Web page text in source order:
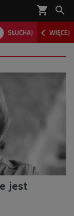
shopping_cart 
SŁUCHAJ  WIĘCEJ

jest